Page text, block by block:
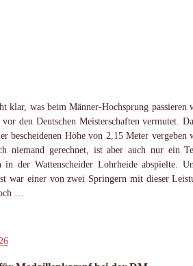
klar, was beim Männer-Hochsprung passieren
den Deutschen Meisterschaften vermutet.
bescheidenen Höhe von 2,15 Meter vergeben
niemand gerechnet, ist aber auch nur ein
in der Wattenscheider Lohrheide abspielte.
war einer von zwei Springern mit dieser
…